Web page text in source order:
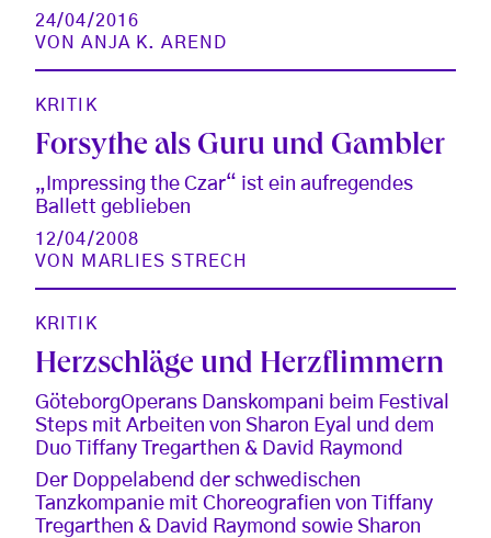
24/04/2016
VONANJA K. AREND
KRITIK
Forsythe als Guru und Gambler
„Impressing the Czar“ ist ein aufregendes
Ballett geblieben
12/04/2008
VON MARLIES STRECH
KRITIK
Herzschläge und Herzflimmern
GöteborgOperans Danskompani beim Festival
Steps mit Arbeiten von Sharon Eyal und dem
Duo Tiffany Tregarthen & David Raymond
Der Doppelabend der schwedischen
Tanzkompanie mit Choreografien von Tiffany
Tregarthen & David Raymond sowie Sharon